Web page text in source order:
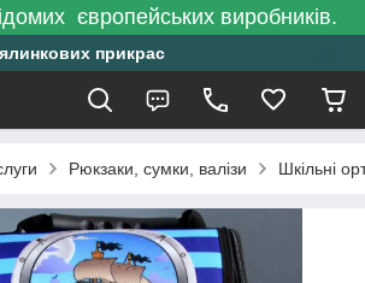
європейських виробників.
прикрас
Рюкзаки, сумки, валізи Шкільні